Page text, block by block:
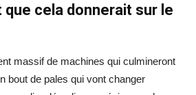
cela donnerait sur le
massif de machines qui culmineront
bout de pales qui vont changer